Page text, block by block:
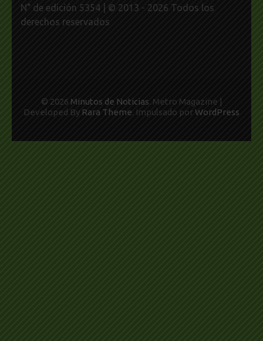
N° de edición 5354 | © 2013 - 2026 Todos los
derechos reservados
© 2026 Minutos de Noticias. Metro Magazine |
Developed By Rara Theme. Impulsado por WordPress